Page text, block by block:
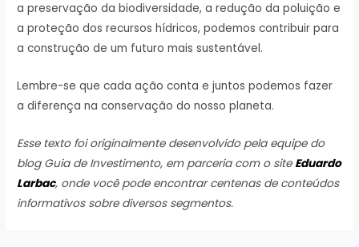
a preservação da biodiversidade, a redução da poluição e
a proteção dos recursos hídricos, podemos contribuir para
a construção de um futuro mais sustentável.
Lembre-se que cada ação conta e juntos podemos fazer
a diferença na conservação do nosso planeta.
Esse texto foi originalmente desenvolvido pela equipe do
blog Guia de Investimento, em parceria com o site Eduardo
Larbac, onde você pode encontrar centenas de conteúdos
informativos sobre diversos segmentos.